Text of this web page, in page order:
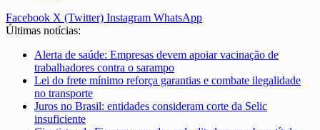
Facebook X (Twitter) Instagram WhatsApp
Últimas notícias:
Alerta de saúde: Empresas devem apoiar vacinação de
trabalhadores contra o sarampo
Lei do frete mínimo reforça garantias e combate ilegalidade
no transporte
Juros no Brasil: entidades consideram corte da Selic
insuficiente